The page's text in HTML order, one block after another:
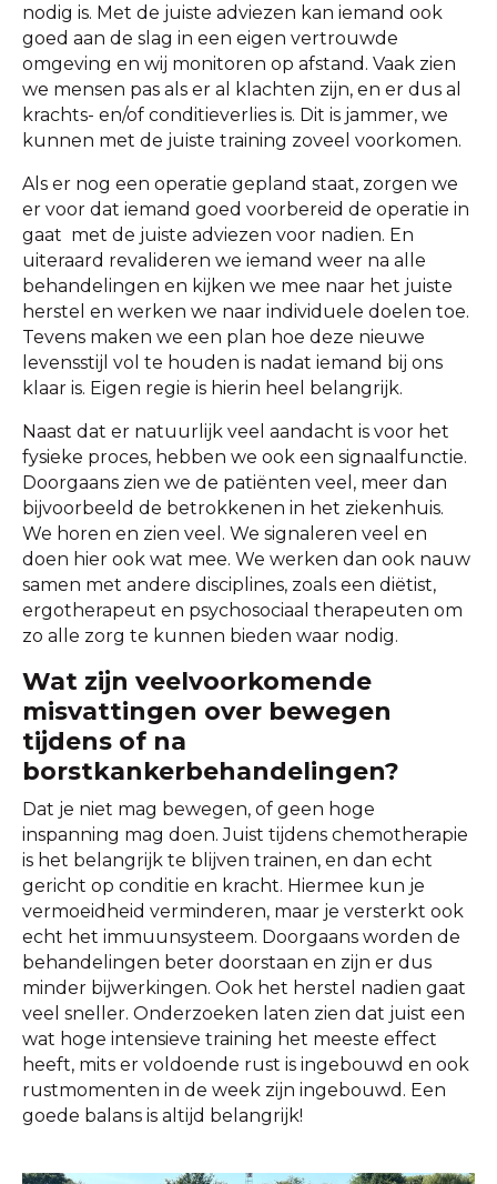
nodig is. Met de juiste adviezen kan iemand ook
goed aan de slag in een eigen vertrouwde
omgeving en wij monitoren op afstand. Vaak zien
we mensen pas als er al klachten zijn, en er dus al
krachts- en/of conditieverlies is. Dit is jammer, we
kunnen met de juiste training zoveel voorkomen.
Als er nog een operatie gepland staat, zorgen we
er voor dat iemand goed voorbereid de operatie in
gaat met de juiste adviezen voor nadien. En
uiteraard revalideren we iemand weer na alle
behandelingen en kijken we mee naar het juiste
herstel en werken we naar individuele doelen toe.
Tevens maken we een plan hoe deze nieuwe
levensstijl vol te houden is nadat iemand bij ons
klaar is. Eigen regie is hierin heel belangrijk.
Naast dat er natuurlijk veel aandacht is voor het
fysieke proces, hebben we ook een signaalfunctie.
Doorgaans zien we de patiënten veel, meer dan
bijvoorbeeld de betrokkenen in het ziekenhuis.
We horen en zien veel. We signaleren veel en
doen hier ook wat mee. We werken dan ook nauw
samen met andere disciplines, zoals een diëtist,
ergotherapeut en psychosociaal therapeuten om
zo alle zorg te kunnen bieden waar nodig.
Wat zijn veelvoorkomende
misvattingen over bewegen
tijdens of na
borstkankerbehandelingen?
Dat je niet mag bewegen, of geen hoge
inspanning mag doen. Juist tijdens chemotherapie
is het belangrijk te blijven trainen, en dan echt
gericht op conditie en kracht. Hiermee kun je
vermoeidheid verminderen, maar je versterkt ook
echt het immuunsysteem. Doorgaans worden de
behandelingen beter doorstaan en zijn er dus
minder bijwerkingen. Ook het herstel nadien gaat
veel sneller. Onderzoeken laten zien dat juist een
wat hoge intensieve training het meeste effect
heeft, mits er voldoende rust is ingebouwd en ook
rustmomenten in de week zijn ingebouwd. Een
goede balans is altijd belangrijk!